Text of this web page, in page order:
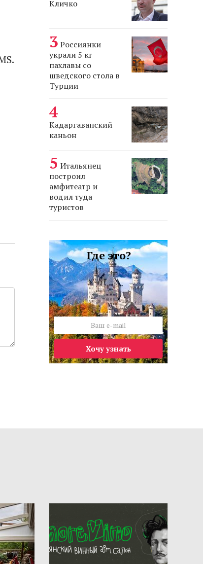
Кличко
Россиянки
украли 5 кг
пахлавы со
шведского стола в
Турции
Кадаргаванский
каньон
Итальянец
построил
амфитеатр и
водил туда
туристов
Где это?
Хочу узнать